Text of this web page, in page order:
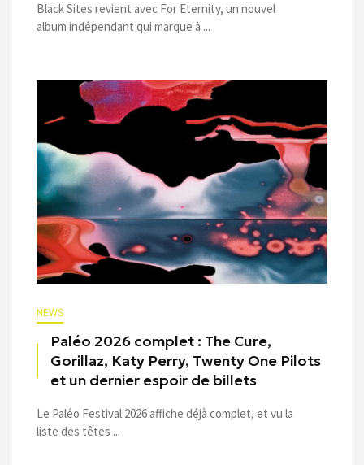
Black Sites revient avec For Eternity, un nouvel
album indépendant qui marque à ...
NEWS
Paléo 2026 complet : The Cure,
Gorillaz, Katy Perry, Twenty One Pilots
et un dernier espoir de billets
Le Paléo Festival 2026 affiche déjà complet, et vu la
liste des têtes ...